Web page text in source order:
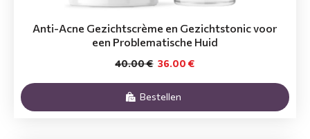
Anti-Acne Gezichtscrème en Gezichtstonic voor
een Problematische Huid
36.00 €
40.00 €
Bestellen